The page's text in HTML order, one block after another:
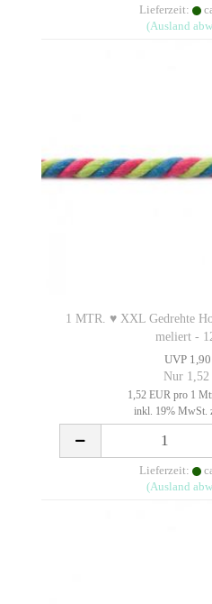
Lieferzeit:
(Ausland
1 MTR. ♥ XXL Gedrehte
meliert -
UVP
Nur
1,52 EUR pro 1
inkl. 19% MwSt.
Lieferzeit:
(Ausland